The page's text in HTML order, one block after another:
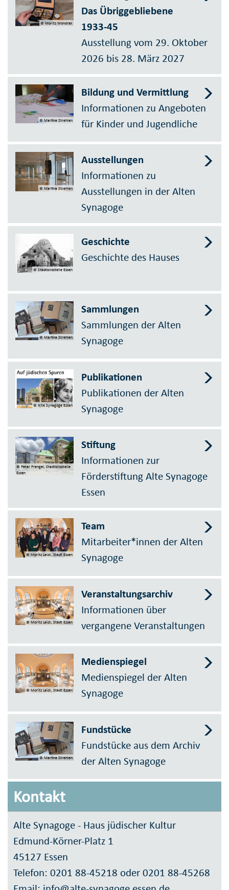
© Moritz Wondrak
Das Übriggebliebene
1933-45
Ausstellung vom 29. Oktober
2026 bis 28. März 2027
© Martina Strehlen
Bildung und Vermittlung
Informationen zu Angeboten
für Kinder und Jugendliche
© Martina Strehlen
Ausstellungen
Informationen zu
Ausstellungen in der Alten
Synagoge
© Stadtbildstelle Essen
Geschichte
Geschichte des Hauses
© Martina Strehlen
Sammlungen
Sammlungen der Alten
Synagoge
© Alte Synagoge Essen
Publikationen
Publikationen der Alten
Synagoge
© Peter Prengel, Stadtbildstelle
Essen
Stiftung
Informationen zur
Förderstiftung Alte Synagoge
Essen
© Moritz Leick, Stadt Essen
Team
Mitarbeiter*innen der Alten
Synagoge
© Moritz Leick, Stadt Essen
Veranstaltungsarchiv
Informationen über
vergangene Veranstaltungen
© Moritz Leick, Stadt Essen
Medienspiegel
Medienspiegel der Alten
Synagoge
© Martina Strehlen
Fundstücke
Fundstücke aus dem Archiv
der Alten Synagoge
Kontakt
Alte Synagoge - Haus jüdischer Kultur
Edmund-Körner-Platz 1
45127 Essen
Telefon: 0201 88-45218 oder 0201 88-45268